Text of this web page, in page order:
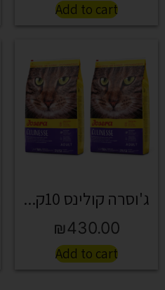
Add to cart
ג'וסרה קולינס 10ק...
₪430.00
Add to cart